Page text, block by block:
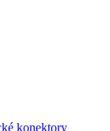
konektory